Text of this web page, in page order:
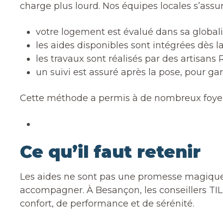
charge plus lourd. Nos équipes locales
votre logement est évalué dans sa
les aides disponibles sont intégrées dès
les travaux sont réalisés par des artisans
un suivi est assuré après la pose, pour
Cette méthode a permis à de nombreux
Ce qu’il faut retenir
Les aides ne sont pas une promesse
accompagner. À Besançon, les conseillers
confort, de performance et de sérénité.